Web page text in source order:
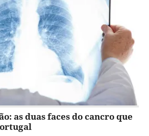
as duas faces do cancro que